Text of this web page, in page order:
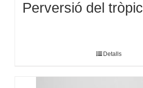
Perversió del tròpic
Detalls